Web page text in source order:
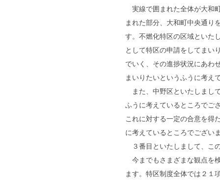
実線で囲まれた全体が大和
まれた部分、大和町中央通り
す。不燃化特区の区域といた
として特区の申請をしてまい
でいく、その進捗状況にあわ
まいりたいというふうに考え
また、中野区といたしまし
ふうに考えているところでご
これに対する一定の合意を得
に考えているところでござい
３番目といたしまして、こ
今までもさまざまな観点を
ます。特区制度全体では２１